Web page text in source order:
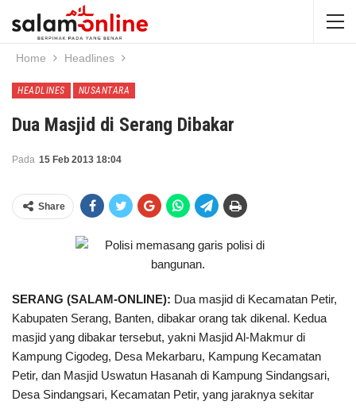
Home Headlines
HEADLINES NUSANTARA
Dua Masjid di Serang Dibakar
Pada 15 Feb 2013 18:04
Share
SERANG (SALAM-ONLINE): Dua masjid di Kecamatan Petir,
Kabupaten Serang, Banten, dibakar orang tak dikenal. Kedua
masjid yang dibakar tersebut, yakni Masjid Al-Makmur di
Kampung Cigodeg, Desa Mekarbaru, Kampung Kecamatan
Petir, dan Masjid Uswatun Hasanah di Kampung Sindangsari,
Desa Sindangsari, Kecamatan Petir, yang jaraknya sekitar